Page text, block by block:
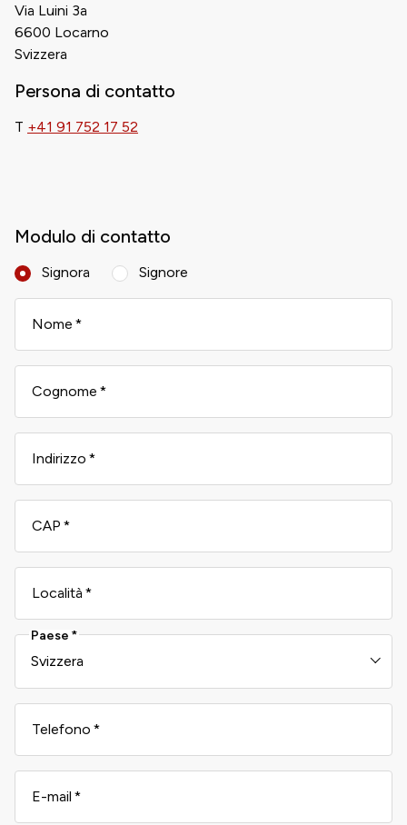
Via Luini 3a
6600 Locarno
Svizzera
Persona di contatto
T +41 91 752 17 52
Modulo di contatto
Signora Signore
Nome
Cognome
Indirizzo
CAP
Località
Paese
Telefono
E-mail